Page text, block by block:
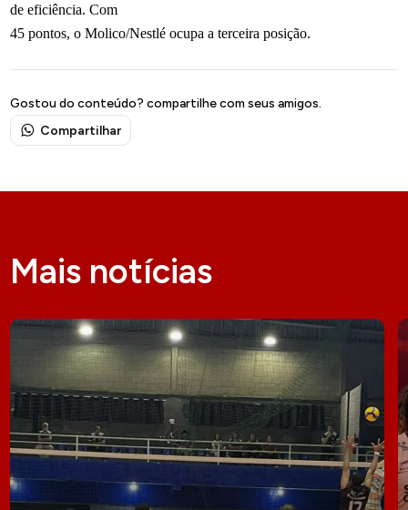
de eficiência. Com
45 pontos, o Molico/Nestlé ocupa a terceira posição.
Gostou do conteúdo? compartilhe com seus amigos.
Compartilhar
Mais notícias